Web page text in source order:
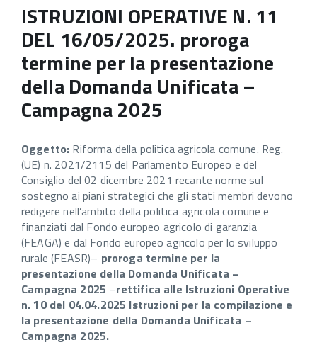
ISTRUZIONI OPERATIVE N. 11
DEL 16/05/2025. proroga
termine per la presentazione
della Domanda Unificata –
Campagna 2025
Oggetto: Riforma della politica agricola comune. Reg.
(UE) n. 2021/2115 del Parlamento Europeo e del
Consiglio del 02 dicembre 2021 recante norme sul
sostegno ai piani strategici che gli stati membri devono
redigere nell’ambito della politica agricola comune e
finanziati dal Fondo europeo agricolo di garanzia
(FEAGA) e dal Fondo europeo agricolo per lo sviluppo
rurale (FEASR)– proroga termine per la
presentazione della Domanda Unificata –
Campagna 2025 –rettifica alle Istruzioni Operative
n. 10 del 04.04.2025 Istruzioni per la compilazione e
la presentazione della Domanda Unificata –
Campagna 2025.